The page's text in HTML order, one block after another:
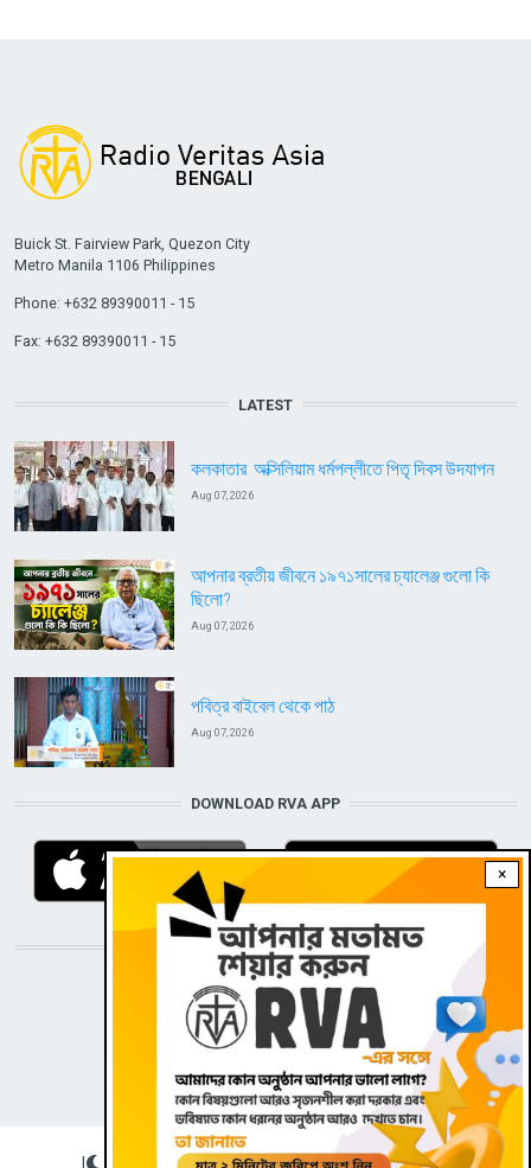
×
Buick St. Fairview Park, Quezon City
Metro Manila 1106 Philippines
Phone: +632 89390011 - 15
Fax: +632 89390011 - 15
LATEST
কলকাতার অক্সিলিয়াম ধর্মপল্লীতে পিতৃ দিবস উদযাপন
Aug 07, 2026
আপনার ব্রতীয় জীবনে ১৯৭১সালের চ্যালেঞ্জ গুলো কি
ছিলো?
Aug 07, 2026
পবিত্র বাইবেল থেকে পাঠ
Aug 07, 2026
DOWNLOAD RVA APP
STAY CONNECTED WITH US!
Dark theme